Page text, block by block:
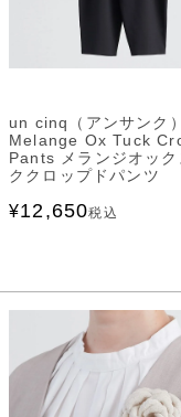
un cinq（アンサンク）
Melange Ox Tuck
Pants メランジオック
ククロップドパンツ
¥12,650税込